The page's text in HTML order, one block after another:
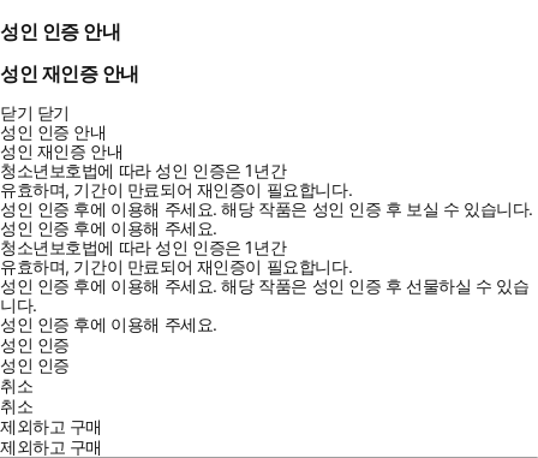
성인 인증 안내
성인 재인증 안내
닫기 닫기
성인 인증 안내
성인 재인증 안내
청소년보호법에 따라 성인 인증은 1년간
유효하며, 기간이 만료되어 재인증이 필요합니다.
성인 인증 후에 이용해 주세요.해당 작품은 성인 인증 후 보실 수 있습니다.
성인 인증 후에 이용해 주세요.
청소년보호법에 따라 성인 인증은 1년간
유효하며, 기간이 만료되어 재인증이 필요합니다.
성인 인증 후에 이용해 주세요.해당 작품은 성인 인증 후 선물하실 수 있습
니다.
성인 인증 후에 이용해 주세요.
성인 인증
성인 인증
취소
취소
제외하고 구매
제외하고 구매